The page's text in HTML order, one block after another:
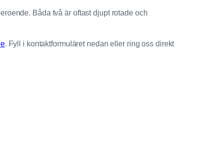
Båda två är oftast djupt rotade och
. Fyll i kontaktformuläret nedan eller ring oss direkt